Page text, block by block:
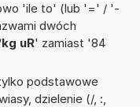
'ile to' (lub '=' / '-
dwóch
uR' zamiast '84
podstawowe
dzielenie (/, :,